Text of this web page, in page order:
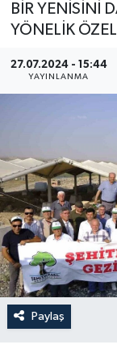
BİR YENİSİNİ
YÖNELİK
27.07.2024 - 15:44
YAYINLANMA
Paylaş
KÜLTÜR
MAGAZİN